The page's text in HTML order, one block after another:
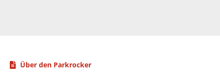
Über den Parkrocker